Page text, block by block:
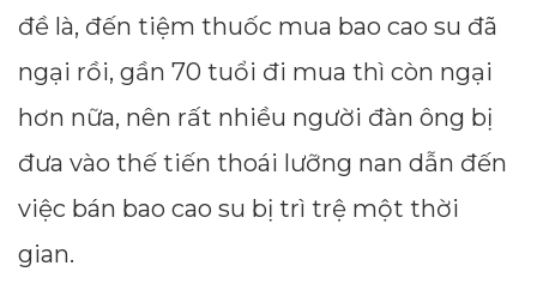
đề là, đến tiệm thuốc mua bao cao su đã
ngại rồi, gần 70 tuổi đi mua thì còn ngại
hơn nữa, nên rất nhiều người đàn ông bị
đưa vào thế tiến thoái lưỡng nan dẫn đến
việc bán bao cao su bị trì trệ một thời
gian.